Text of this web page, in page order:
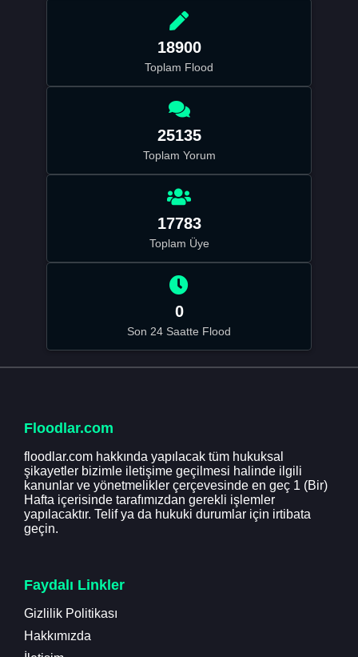
18900
Toplam Flood
25135
Toplam Yorum
17783
Toplam Üye
0
Son 24 Saatte Flood
Floodlar.com
floodlar.com hakkında yapılacak tüm hukuksal
şikayetler bizimle iletişime geçilmesi halinde ilgili
kanunlar ve yönetmelikler çerçevesinde en geç 1 (Bir)
Hafta içerisinde tarafımızdan gerekli işlemler
yapılacaktır. Telif ya da hukuki durumlar için irtibata
geçin.
Faydalı Linkler
Gizlilik Politikası
Hakkımızda